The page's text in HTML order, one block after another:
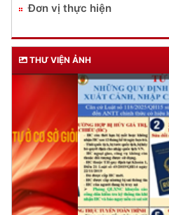
Đơn vị thực hiện
THƯ VIỆN ẢNH